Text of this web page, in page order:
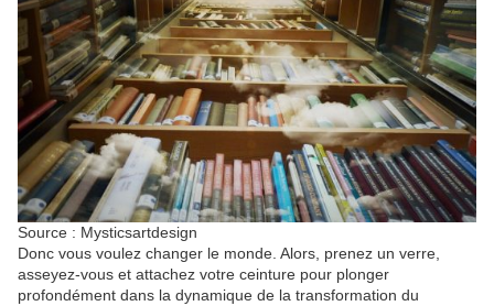
Source : Mysticsartdesign
Donc vous voulez changer le monde. Alors, prenez un verre,
asseyez-vous et attachez votre ceinture pour plonger
profondément dans la dynamique de la transformation du